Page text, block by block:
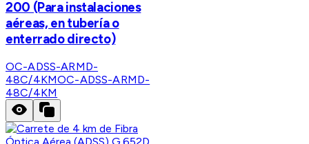
200 (Para instalaciones
aéreas, en tubería o
enterrado directo)
OC-ADSS-ARMD-
48C/4KMOC-ADSS-ARMD-
48C/4KM